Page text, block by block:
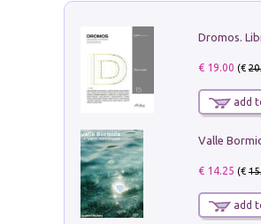
€ 19.00 (€
add
Valle
€ 14.25 (€
add